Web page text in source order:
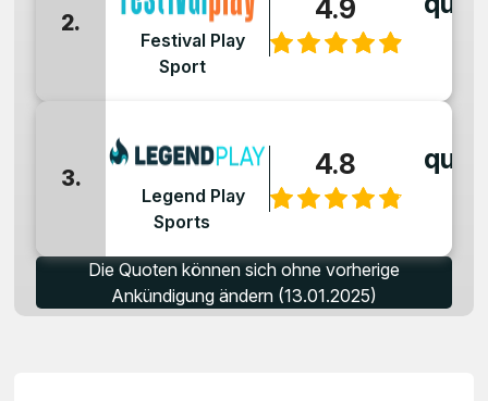
2.
Festival Play
Sport
4.9
3.
Legend Play
Sports
4.8
Die Quoten können sich ohne vorherige
Ankündigung ändern (13.01.2025)